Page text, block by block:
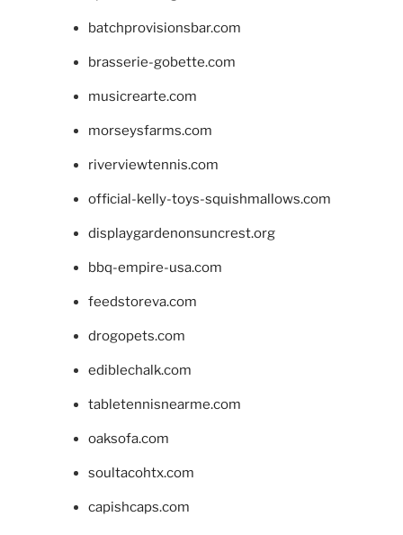
batchprovisionsbar.com
brasserie-gobette.com
musicrearte.com
morseysfarms.com
riverviewtennis.com
official-kelly-toys-squishmallows.com
displaygardenonsuncrest.org
bbq-empire-usa.com
feedstoreva.com
drogopets.com
ediblechalk.com
tabletennisnearme.com
oaksofa.com
soultacohtx.com
capishcaps.com